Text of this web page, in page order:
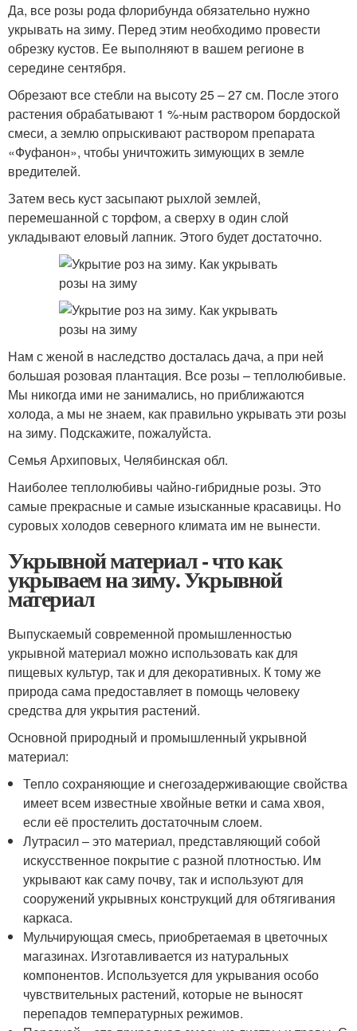
Да, все розы рода флорибунда обязательно нужно
укрывать на зиму. Перед этим необходимо провести
обрезку кустов. Ее выполняют в вашем регионе в
середине сентября.
Обрезают все стебли на высоту 25 – 27 см. После этого
растения обрабатывают 1 %-ным раствором бордоской
смеси, а землю опрыскивают раствором препарата
«Фуфанон», чтобы уничтожить зимующих в земле
вредителей.
Затем весь куст засыпают рыхлой землей,
перемешанной с торфом, а сверху в один слой
укладывают еловый лапник. Этого будет достаточно.
Нам с женой в наследство досталась дача, а при ней
большая розовая плантация. Все розы – теплолюбивые.
Мы никогда ими не занимались, но приближаются
холода, а мы не знаем, как правильно укрывать эти розы
на зиму. Подскажите, пожалуйста.
Семья Архиповых, Челябинская обл.
Наиболее теплолюбивы чайно-гибридные розы. Это
самые прекрасные и самые изысканные красавицы. Но
суровых холодов северного климата им не вынести.
Укрывной материал - что как
укрываем на зиму. Укрывной
материал
Выпускаемый современной промышленностью
укрывной материал можно использовать как для
пищевых культур, так и для декоративных. К тому же
природа сама предоставляет в помощь человеку
средства для укрытия растений.
Основной природный и промышленный укрывной
материал:
Тепло сохраняющие и снегозадерживающие свойства
имеет всем известные хвойные ветки и сама хвоя,
если её простелить достаточным слоем.
Лутрасил – это материал, представляющий собой
искусственное покрытие с разной плотностью. Им
укрывают как саму почву, так и используют для
сооружений укрывных конструкций для обтягивания
каркаса.
Мульчирующая смесь, приобретаемая в цветочных
магазинах. Изготавливается из натуральных
компонентов. Используется для укрывания особо
чувствительных растений, которые не выносят
перепадов температурных режимов.